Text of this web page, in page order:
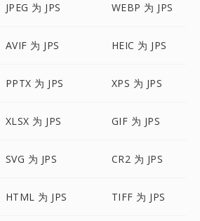
JPEG 为 JPS WEBP 为 JPS
AVIF 为 JPS HEIC 为 JPS
PPTX 为 JPS XPS 为 JPS
XLSX 为 JPS GIF 为 JPS
SVG 为 JPS CR2 为 JPS
HTML 为 JPS TIFF 为 JPS